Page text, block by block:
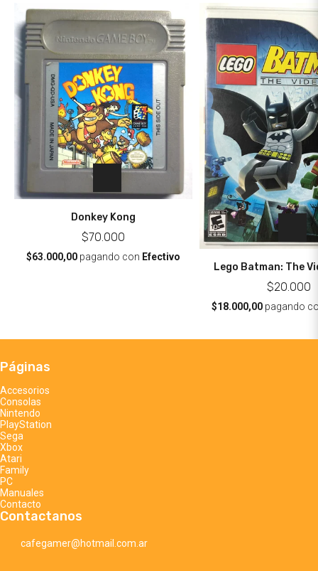
Donkey Kong
$70.000
$63.000,00 pagando con Efectivo
Lego Batman: The
$20.000
$18.000,00 pagando
Páginas
Accesorios
Consolas
Nintendo
PlayStation
Sega
Xbox
Atari
Family
PC
Manuales
Contacto
Contactanos
cafegamer@hotmail.com.ar